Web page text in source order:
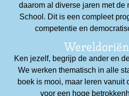
daarom al diverse jaren met de
School. Dit is een compleet
competentie en
Ken jezelf, begrijp de ander en
We werken thematisch in alle
boek is mooi, maar leren vanuit
voor een hoge